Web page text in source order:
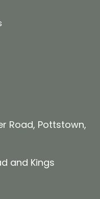
Road, Pottstown,
and Kings